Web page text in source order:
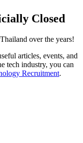
Closed
over the years!
articles, events, and
tech industry, you can
Recruitment.